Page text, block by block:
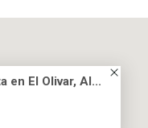
en El Olivar, Al...